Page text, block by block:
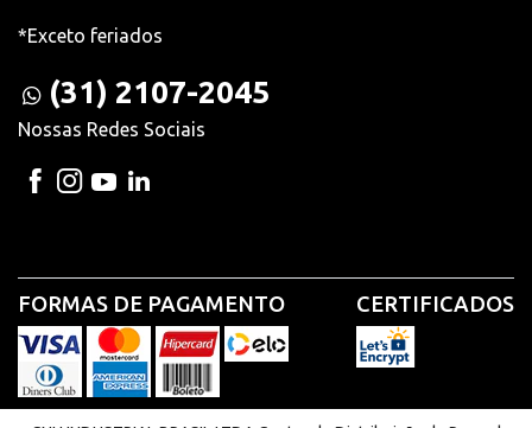
*Exceto feriados
(31) 2107-2045
Nossas Redes Sociais
FORMAS DE PAGAMENTO CERTIFICADOS